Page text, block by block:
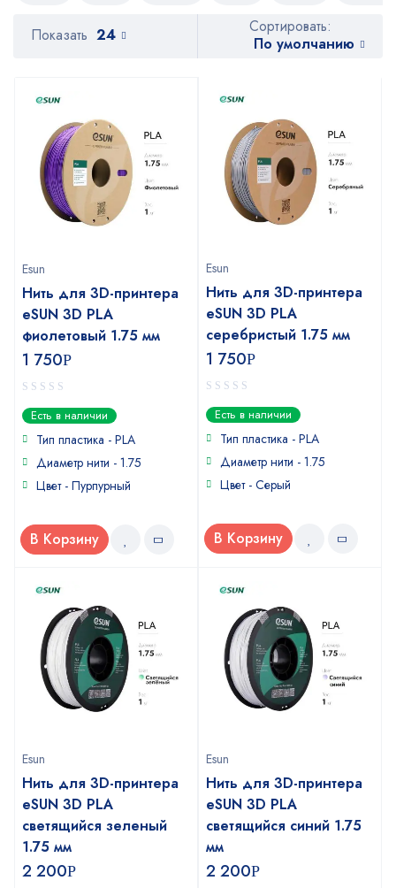
Сортировать:
По умолчанию
Показать 24
Esun
Нить для 3D-принтера
eSUN 3D PLA
фиолетовый 1.75 мм
1 750Р
0
out
of
Есть в наличии
Тип пластика - PLA
Диаметр нити - 1.75
Цвет - Пурпурный
В Корзину
Esun
Нить для 3D-принтера
eSUN 3D PLA
серебристый 1.75 мм
1 750Р
0
out
of
Есть в наличии
Тип пластика - PLA
Диаметр нити - 1.75
Цвет - Серый
В Корзину
Esun
Нить для 3D-принтера
eSUN 3D PLA
светящийся зеленый
1.75 мм
2 200Р
Esun
Нить для 3D-принтера
eSUN 3D PLA
светящийся синий 1.75
мм
2 200Р